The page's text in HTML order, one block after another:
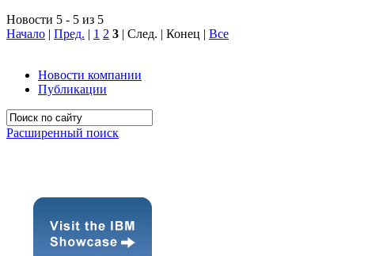
Новости 5 - 5 из 5
Начало | Пред. | 1 2 3 | След. | Конец | Все
Новости компании
Публикации
Расширенный поиск